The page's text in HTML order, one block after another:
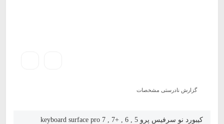
گزارش نادرستی مشخصات
کیبورد نو سرفیس پرو keyboard surface pro 7 , 7+ , 6 , 5